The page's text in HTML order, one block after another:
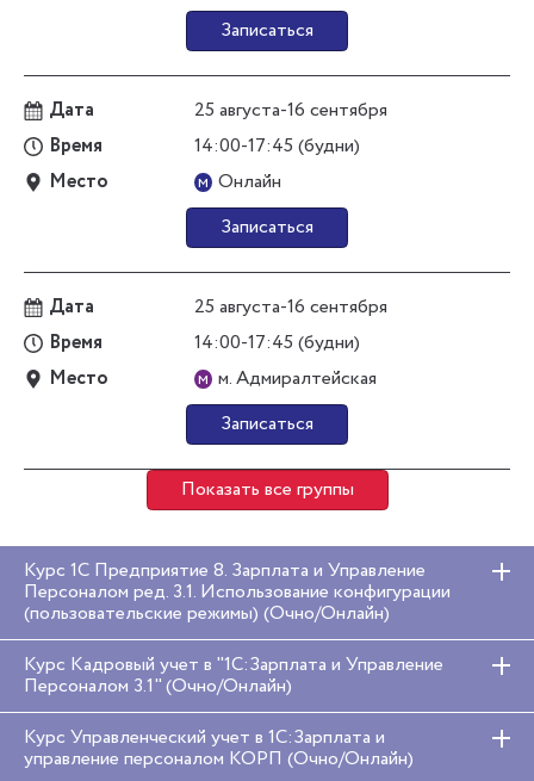
Записаться
Дата
25 августа-16 сентября
Время
14:00-17:45 (будни)
Место
м Онлайн
Записаться
Дата
25 августа-16 сентября
Время
14:00-17:45 (будни)
Место
м м. Адмиралтейская
Записаться
Показать все группы
Курс 1С Предприятие 8. Зарплата и Управление
Персоналом ред. 3.1. Использование конфигурации
(пользовательские режимы) (Очно/Онлайн)
Курс Кадровый учет в "1С:Зарплата и Управление
Персоналом 3.1" (Очно/Онлайн)
Курс Управленческий учет в 1C:Зарплата и
управление персоналом КОРП (Очно/Онлайн)